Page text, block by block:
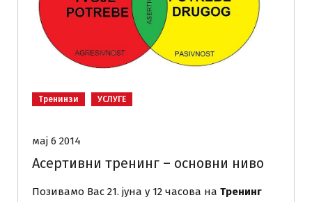
Тренинзи УСЛУГЕ
мај 6 2014
Асертивни тренинг – основни ниво
Позивамо Вас 21. јуна у 12 часова на Тренинг